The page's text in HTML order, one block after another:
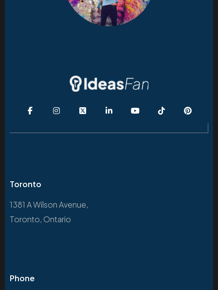
Toronto
1381 A Wilson Avenue,
Toronto, Ontario
Phone